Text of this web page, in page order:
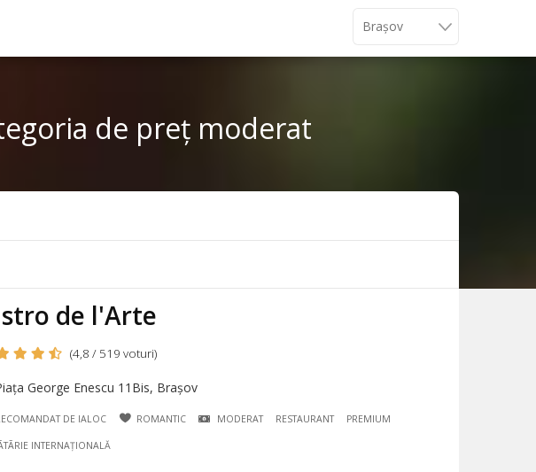
de preț moderat
de l'Arte
(4,8 / 519 voturi)
George Enescu 11Bis, Brașov
DE IALOC ROMANTIC MODERAT RESTAURANT PREMIUM
INTERNAȚIONALĂ